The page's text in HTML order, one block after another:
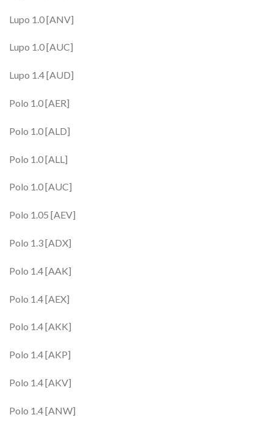
Lupo 1.0 [ANV]
Lupo 1.0 [AUC]
Lupo 1.4 [AUD]
Polo 1.0 [AER]
Polo 1.0 [ALD]
Polo 1.0 [ALL]
Polo 1.0 [AUC]
Polo 1.05 [AEV]
Polo 1.3 [ADX]
Polo 1.4 [AAK]
Polo 1.4 [AEX]
Polo 1.4 [AKK]
Polo 1.4 [AKP]
Polo 1.4 [AKV]
Polo 1.4 [ANW]